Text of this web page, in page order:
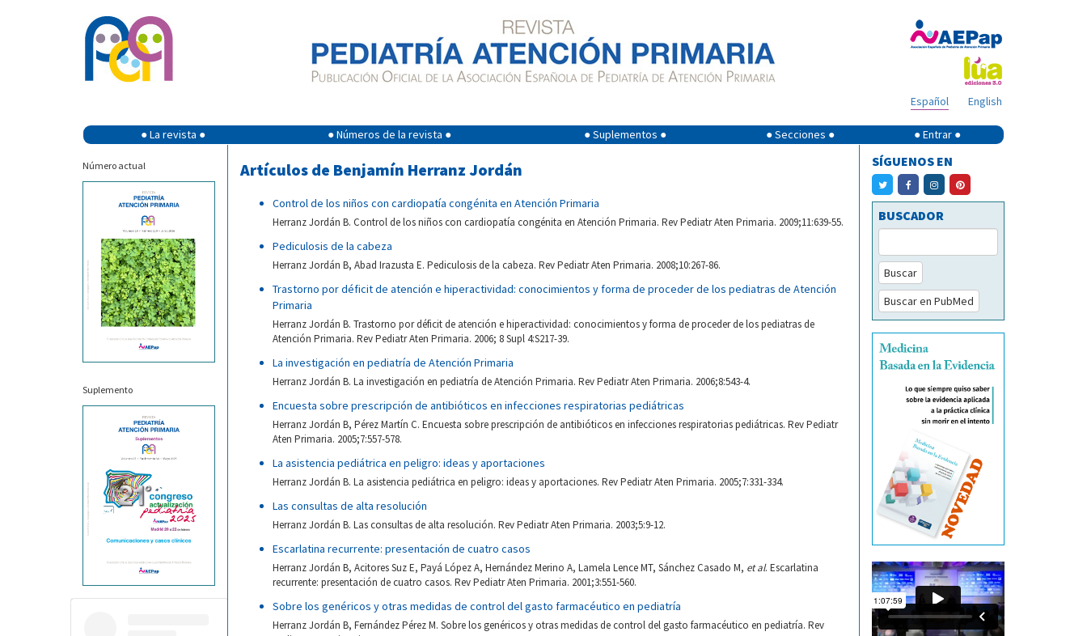
English
Español
● La revista ● ● Números de la revista ● ● Suplementos ● ● Secciones ● ● Entrar ●
Número actual
Suplemento
Artículos de Benjamín Herranz Jordán
Control de los niños con cardiopatía congénita en Atención Primaria
Herranz Jordán B. Control de los niños con cardiopatía congénita en Atención Primaria. Rev Pediatr Aten Primaria. 2009;11:639-55.
Pediculosis de la cabeza
Herranz Jordán B, Abad Irazusta E. Pediculosis de la cabeza. Rev Pediatr Aten Primaria. 2008;10:267-86.
Trastorno por déficit de atención e hiperactividad: conocimientos y forma de proceder de los pediatras de Atención
Primaria
Herranz Jordán B. Trastorno por déficit de atención e hiperactividad: conocimientos y forma de proceder de los pediatras de
Atención Primaria. Rev Pediatr Aten Primaria. 2006; 8 Supl 4:S217-39.
La investigación en pediatría de Atención Primaria
Herranz Jordán B. La investigación en pediatría de Atención Primaria. Rev Pediatr Aten Primaria. 2006;8:543-4.
Encuesta sobre prescripción de antibióticos en infecciones respiratorias pediátricas
Herranz Jordán B, Pérez Martín C. Encuesta sobre prescripción de antibióticos en infecciones respiratorias pediátricas. Rev Pediatr
Aten Primaria. 2005;7:557-578.
La asistencia pediátrica en peligro: ideas y aportaciones
Herranz Jordán B. La asistencia pediátrica en peligro: ideas y aportaciones. Rev Pediatr Aten Primaria. 2005;7:331-334.
Las consultas de alta resolución
Herranz Jordán B. Las consultas de alta resolución. Rev Pediatr Aten Primaria. 2003;5:9-12.
Escarlatina recurrente: presentación de cuatro casos
Herranz Jordán B, Acitores Suz E, Payá López A, Hernández Merino A, Lamela Lence MT, Sánchez Casado M, et al. Escarlatina
recurrente: presentación de cuatro casos. Rev Pediatr Aten Primaria. 2001;3:551-560.
Sobre los genéricos y otras medidas de control del gasto farmacéutico en pediatría
Herranz Jordán B, Fernández Pérez M. Sobre los genéricos y otras medidas de control del gasto farmacéutico en pediatría. Rev
SÍGUENOS EN
BUSCADOR
Buscar
Buscar en PubMed